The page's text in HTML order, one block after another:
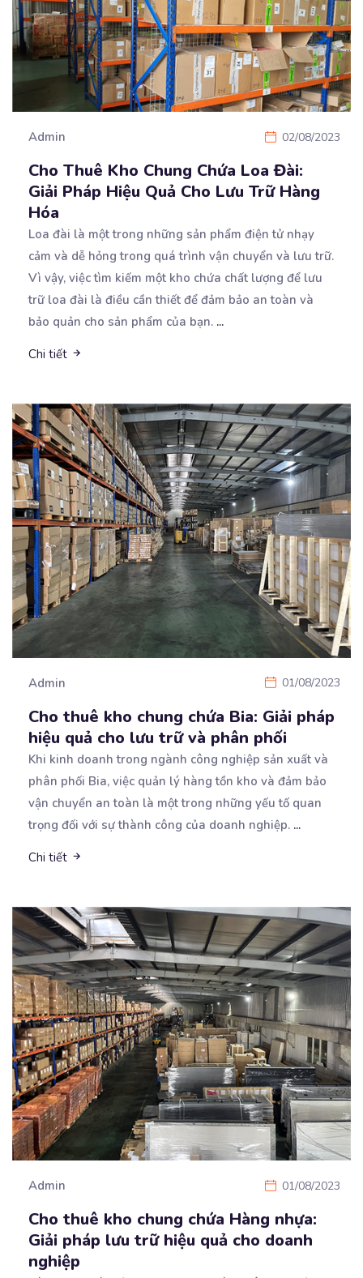
Admin 02/08/2023
Cho Thuê Kho Chung Chứa Loa Đài:
Giải Pháp Hiệu Quả Cho Lưu Trữ Hàng
Hóa
Loa đài là một trong những sản phẩm điện tử nhạy
cảm và dễ hỏng trong quá trình vận chuyển và lưu trữ.
Vì vậy, việc tìm kiếm một kho chứa chất lượng để lưu
trữ loa đài là điều cần thiết để đảm bảo an toàn và
bảo quản cho sản phẩm của bạn. ...
Chi tiết
Admin 01/08/2023
Cho thuê kho chung chứa Bia: Giải pháp
hiệu quả cho lưu trữ và phân phối
Khi kinh doanh trong ngành công nghiệp sản xuất và
phân phối Bia, việc quản lý hàng tồn kho và đảm bảo
vận chuyển an toàn là một trong những yếu tố quan
trọng đối với sự thành công của doanh nghiệp. ...
Chi tiết
Admin 01/08/2023
Cho thuê kho chung chứa Hàng nhựa:
Giải pháp lưu trữ hiệu quả cho doanh
nghiệp